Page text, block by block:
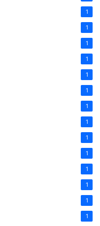
1
1
1
1
1
1
1
1
1
1
1
1
1
1